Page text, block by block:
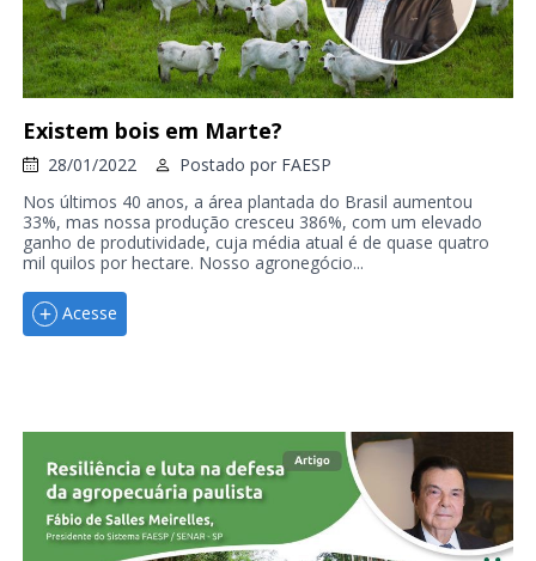
Existem bois em Marte?
28/01/2022 Postado por FAESP
Nos últimos 40 anos, a área plantada do Brasil aumentou
33%, mas nossa produção cresceu 386%, com um elevado
ganho de produtividade, cuja média atual é de quase quatro
mil quilos por hectare. Nosso agronegócio...
Acesse